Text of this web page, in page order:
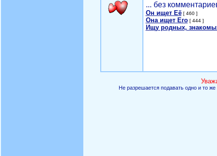
... без
Он ищет Её[ 460 ]
Она ищет Его[ 444 ]
Ищу родных,
Не разрешается подавать одно и то